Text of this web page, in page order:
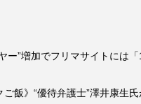
ー”増加でフリマサイトには
ご飯》“優待弁護士”澤井康生